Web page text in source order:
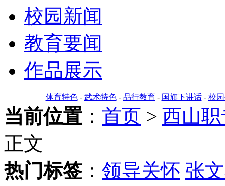
校园新闻
教育要闻
作品展示
体育特色- 武术特色- 品行教育- 国旗下讲话- 校
当前位置 ： 首页 > 西山
正文
热门标签： 领导关怀 张